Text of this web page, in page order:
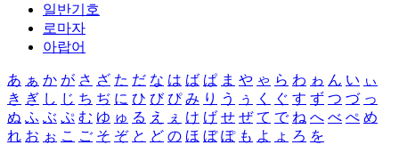
일반기호
로마자
아랍어
あ ぁ か が さ ざ た だ な は ば ぱ ま や ゃ ら わ ゎ ん い ぃ
き ぎ し じ ち ぢ に ひ び ぴ み り う ぅ く ぐ す ず つ づ っ
ぬ ふ ぶ ぷ む ゆ ゅ る え ぇ け げ せ ぜ て で ね へ べ ぺ め
れ お ぉ こ ご そ ぞ と ど の ほ ぼ ぽ も よ ょ ろ を